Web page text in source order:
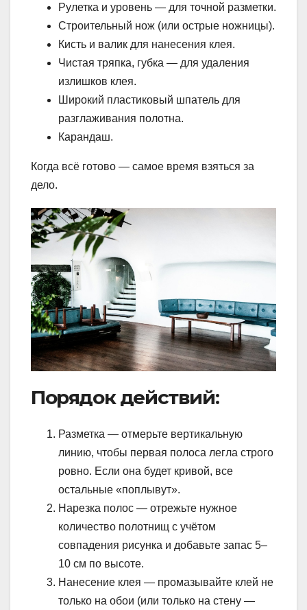
Рулетка и уровень — для точной разметки.
Строительный нож (или острые ножницы).
Кисть и валик для нанесения клея.
Чистая тряпка, губка — для удаления
излишков клея.
Широкий пластиковый шпатель для
разглаживания полотна.
Карандаш.
Когда всё готово — самое время взяться за
дело.
Порядок действий:
Разметка — отмерьте вертикальную
линию, чтобы первая полоса легла строго
ровно. Если она будет кривой, все
остальные «поплывут».
Нарезка полос — отрежьте нужное
количество полотнищ с учётом
совпадения рисунка и добавьте запас 5–
10 см по высоте.
Нанесение клея — промазывайте клей не
только на обои (или только на стену —